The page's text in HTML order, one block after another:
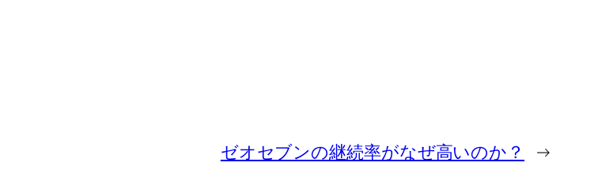
ゼオセブンの継続率がなぜ高いのか？ →